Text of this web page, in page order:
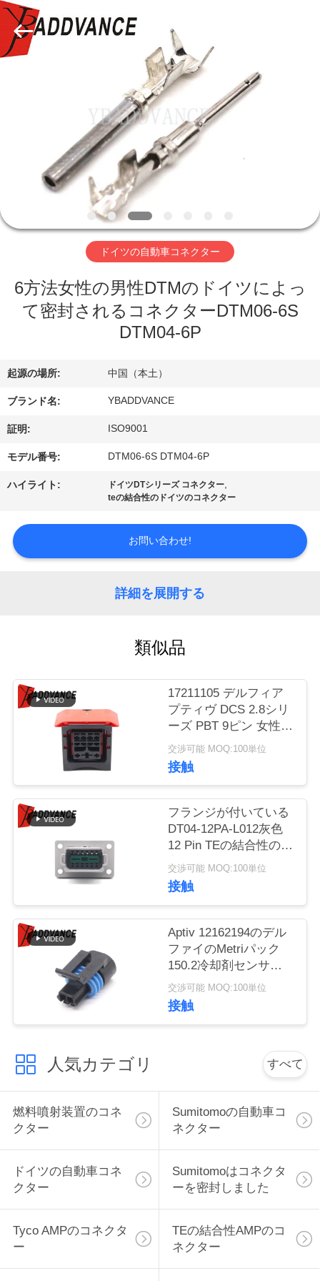
ク
私
つ
い
て
工
旅
管
理
達
に
し
な
用
を
要
求
し
な
さ
い
ラ
Copyright
©
ドイツの自動車コネクター
6方法女性の男性DTMのドイツによっ
て密封されるコネクターDTM06-6S
DTM04-6P
起源の場所: 中国（本土）
ブランド名: YBADDVANCE
証明: ISO9001
モデル番号: DTM06-6S DTM04-6P
ハイライト: ドイツDTシリーズ コネクター,
teの結合性のドイツのコネクター
お問い合わせ!
詳細を展開する
類似品
17211105 デルフィア
プティヴ DCS 2.8シリ
ーズ PBT 9ピン 女性ラ
イトニング FCIコネク
タ
交渉可能 MOQ:100単位
接触
フランジが付いている
DT04-12PA-L012灰色
12 Pin TEの結合性の長
方形の男性の自動車コ
ネクター
交渉可能 MOQ:100単位
接触
Aptiv 12162194のデル
ファイのMetriパック
150.2冷却剤センサー
のためのシリーズ女性
2 Pinの引きに座席コネ
クター
交渉可能 MOQ:100単位
接触
人気カテゴリ すべて
燃料噴射装置のコネ
クター
Sumitomoの自動車コ
ネクター
ドイツの自動車コネ
クター
Sumitomoはコネクタ
ーを密封しました
Tyco AMPのコネクタ
ー
TEの結合性AMPのコ
ネクター